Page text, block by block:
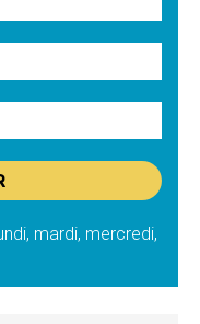
mardi, mercredi,